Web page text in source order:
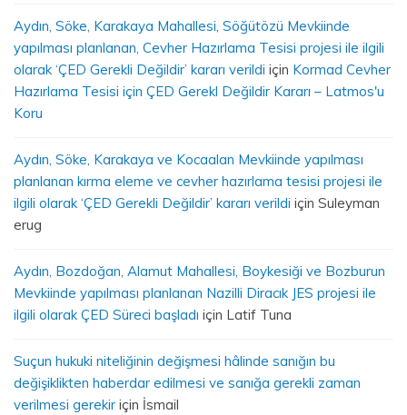
Aydın, Söke, Karakaya Mahallesi, Söğütözü Mevkiinde
yapılması planlanan, Cevher Hazırlama Tesisi projesi ile ilgili
olarak ‘ÇED Gerekli Değildir’ kararı verildi için Kormad Cevher
Hazırlama Tesisi için ÇED Gerekl Değildir Kararı – Latmos'u
Koru
Aydın, Söke, Karakaya ve Kocaalan Mevkiinde yapılması
planlanan kırma eleme ve cevher hazırlama tesisi projesi ile
ilgili olarak ‘ÇED Gerekli Değildir’ kararı verildi için Suleyman
erug
Aydın, Bozdoğan, Alamut Mahallesi, Boykesiği ve Bozburun
Mevkiinde yapılması planlanan Nazilli Diracık JES projesi ile
ilgili olarak ÇED Süreci başladı için Latif Tuna
Suçun hukuki niteliğinin değişmesi hâlinde sanığın bu
değişiklikten haberdar edilmesi ve sanığa gerekli zaman
verilmesi gerekir için İsmail